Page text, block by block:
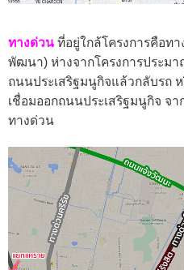
ทางด่วน ที่อยู่ใกล้โครงการคือท
พัฒนา) ห่างจากโครงการประมา
ถนนประเสริฐมนูกิจแล้วกลับรถ
เชื่อมออกถนนประเสริฐมนูกิจ จ
ทางด่วน